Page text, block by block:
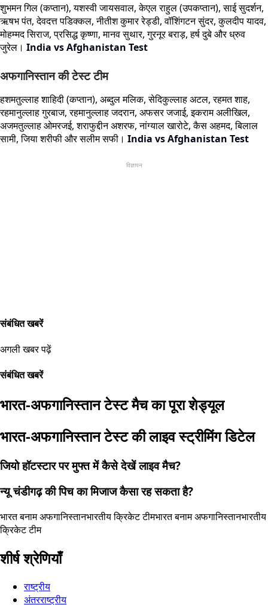
शुभमन गिल (कप्तान), यशस्वी जायसवाल, केएल राहुल (उपकप्तान), साई सुदर्शन,
ऋषभ पंत, देवदत्त पडिक्कल, नीतीश कुमार रेड्डी, वॉशिंगटन सुंदर, कुलदीप यादव,
मोहम्मद सिराज, प्रसिद्ध कृष्णा, मानव सुथार, गुरनूर बराड़, हर्ष दुबे और ध्रुव
जुरेल। India vs Afghanistan Test
अफगानिस्तान की टेस्ट टीम
हशमतुल्लाह शाहिदी (कप्तान), अब्दुल मलिक, सेदिकुल्लाह अटल, रहमत शाह,
रहमानुल्लाह गुरबाज, रहमानुल्लाह जदरान, अफसर जजाई, इकराम अलीखिल,
अजमतुल्लाह ओमरजई, शराफुद्दीन अशरफ, नांग्याल खारोटे, कैस अहमद, बिलाल
सामी, जिया शरीफी और सलीम सफी। India vs Afghanistan Test
विज्ञापन
संबंधित खबरें
अगली खबर पढ़ें
संबंधित खबरें
भारत-अफगानिस्तान टेस्ट मैच का पूरा शेड्यूल
भारत-अफगानिस्तान टेस्ट की लाइव स्ट्रीमिंग डिटेल
जियो हॉटस्टार पर मुफ्त में कैसे देखें लाइव मैच?
न्यू चंडीगढ़ की पिच का मिजाज कैसा रह सकता है?
भारत बनाम अफगानिस्तानभारतीय क्रिकेट टीमभारत बनाम अफगानिस्तानभारतीय
क्रिकेट टीम
शीर्ष श्रेणियाँ
राष्ट्रीय
अंतरराष्ट्रीय